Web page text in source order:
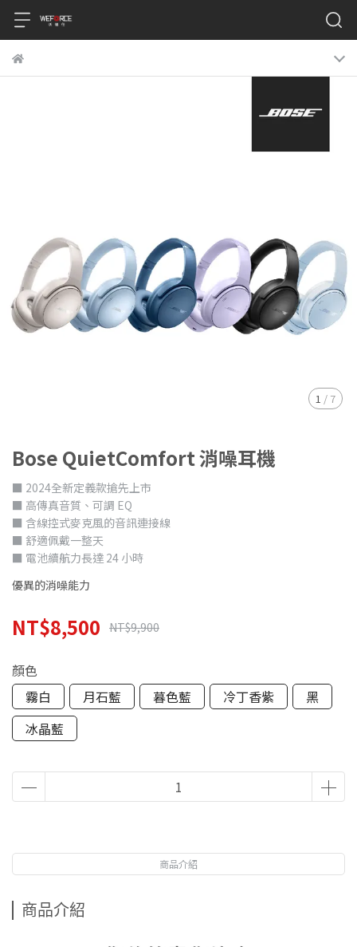
1 / 7
Bose QuietComfort 消噪耳機
■ 2024全新定義款搶先上市
■ 高傳真音質、可調 EQ
■ 含線控式麥克風的音訊連接線
■ 舒適佩戴一整天
■ 電池續航力長達 24 小時
優異的消噪能力
NT$8,500 NT$9,900
顏色
霧白
月石藍 暮色藍 冷丁香紫
黑
冰晶藍
商品介紹
商品介紹